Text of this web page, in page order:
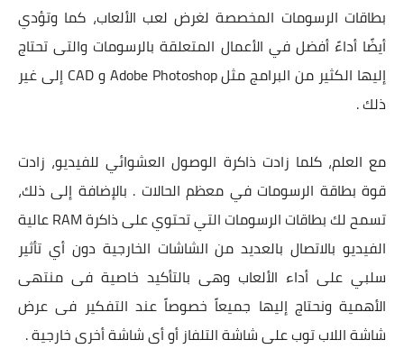
بطاقات الرسومات المخصصة لغرض لعب الألعاب، كما وتؤدي
أيضًا أداءً أفضل في الأعمال المتعلقة بالرسومات والتى تحتاج
إليها الكثير من البرامج مثل Adobe Photoshop و CAD إلى غير
ذلك .
مع العلم، كلما زادت ذاكرة الوصول العشوائي للفيديو، زادت
قوة بطاقة الرسومات في معظم الحالات . بالإضافة إلى ذلك،
تسمح لك بطاقات الرسومات التي تحتوي على ذاكرة RAM عالية
الفيديو بالاتصال بالعديد من الشاشات الخارجية دون أي تأثير
سلبي على أداء الألعاب وهى بالتأكيد خاصية فى منتهى
الأهمية ونحتاج إليها جميعاً خصوصاً عند التفكير فى عرض
شاشة اللاب توب على شاشة التلفاز أو أى شاشة أخرى خارجية .